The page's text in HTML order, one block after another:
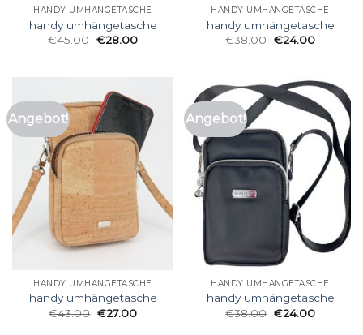
HANDY UMHÄNGETASCHE
handy umhängetasche
€45.00 €28.00
HANDY UMHÄNGETASCHE
handy umhängetasche
€38.00 €24.00
Angebot!
HANDY UMHÄNGETASCHE
handy umhängetasche
€43.00 €27.00
Angebot!
HANDY UMHÄNGETASCHE
handy umhängetasche
€38.00 €24.00